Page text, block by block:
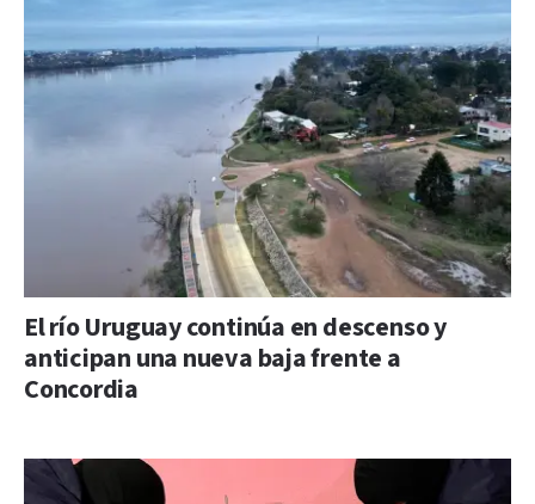
El río Uruguay continúa en descenso y
anticipan una nueva baja frente a
Concordia